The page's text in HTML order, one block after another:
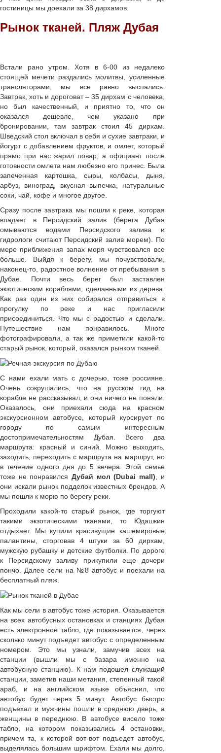
гостиницы мы доехали за 38 дирхамов.
Рынок тканей. Пляж Дубая
Встали рано утром. Хотя в 6-00 из недалеко
стоящей мечети раздались молитвы, усиленные
трансляторами, мы все равно выспались.
Завтрак, хоть и дороговат – 35 дирхам с человека,
но был качественный, и приятно то, что он
оказался дешевле, чем указано при
бронировании, там завтрак стоил 45 дирхам.
Шведский стол включал в себя и сухие завтраки, и
йогурт с добавлением фруктов, и омлет, который
прямо при нас жарил повар, а официант после
готовности омлета нам любезно его принес. Была
запеченная картошка, сыры, колбасы, дыня,
арбуз, виноград, вкусная выпечка, натуральные
соки, чай, кофе и многое другое.
Сразу после завтрака мы пошли к реке, которая
впадает в Персидский залив (берега Дубая
омываются водами Персидского залива и
гидрологи считают Персидский залив морем). По
мере приближения запах моря чувствовался все
больше. Выйдя к берегу, мы почувствовали,
наконец-то, радостное волнение от пребывания в
Дубае. Почти весь берег был заставлен
экзотическим кораблями, сделанными из дерева.
Как раз один из них собирался отправиться в
прогулку по реке и нас пригласили
присоединиться. Что мы с радостью и сделали.
Путешествие нам понравилось. Много
фотографировали, а так же приметили какой-то
старый рынок, который, оказался рынком тканей.
С нами ехали мать с дочерью, тоже россияне.
Очень сокрушались, что на русском гид на
корабле не рассказывал, и они ничего не поняли.
Оказалось, они приехали сюда на красном
экскурсионном автобусе, который курсирует по
городу по самым интересным
достопримечательностям Дубая. Всего два
маршрута: красный и синий. Можно выходить,
заходить, переходить с маршрута на маршрут, но
в течение одного дня до 5 вечера. Этой семье
тоже не понравился Дубай мол (Dubai mall) , и
они искали рынок подделок известных брендов. А
мы пошли к морю по берегу реки.
Проходили какой-то старый рынок, где торгуют
такими экзотическими тканями, то Юдашкин
отдыхает. Мы купили красивущие кашемировые
палантины, сторговав 4 штуки за 60 дирхам,
мужскую рубашку и детские футболки. По дороге
к Персидскому заливу прикупили еще дочери
пончо. Далее сели на №8 автобус и поехали на
бесплатный пляж.
Как мы сели в автобус тоже история. Оказывается
на всех автобусных остановках и станциях Дубая
есть электронное табло, где показывается, через
сколько минут подъедет автобус с определенным
номером. Это мы узнали, замучив всех на
станции (вышли мы с базара именно на
автобусную станцию). К нам подошел служащий
станции, заметив наши метания, степенный такой
араб, и на английском языке объяснил, что
автобус будет через 5 минут. Автобус быстро
подъехал и мужчины пошли в среднюю дверь, а
женщины в переднюю. В автобусе висело тоже
табло, на котором показывались 4 остановки,
причем та, к которой вот-вот подъедет автобус,
выделялась большим шрифтом. Ехали мы долго,